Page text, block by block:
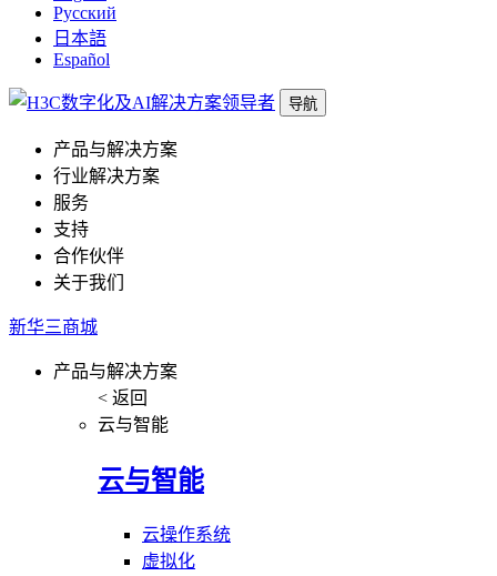
Русский
日本語
Español
导航
产品与解决方案
行业解决方案
服务
支持
合作伙伴
关于我们
新华三商城
产品与解决方案
< 返回
云与智能
云与智能
云操作系统
虚拟化